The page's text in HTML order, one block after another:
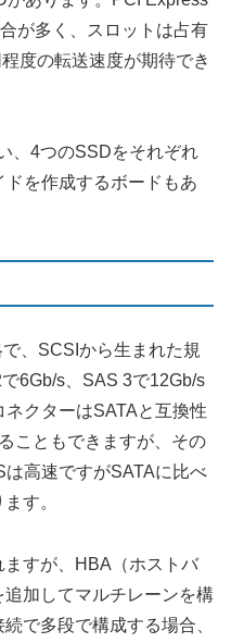
が多く、スロットは占有
度の転送速度が期待でき
、4つのSSDをそれぞれ
を作成するボードもあ
、SCSIから生まれた規
6Gb/s、SAS 3で12Gb/s
クターはSATAと互換性
こともできますが、その
高速ですがSATAに比べ
す。
すが、HBA（ホストバ
加してマルチレーンを構
で多段で構成する場合、